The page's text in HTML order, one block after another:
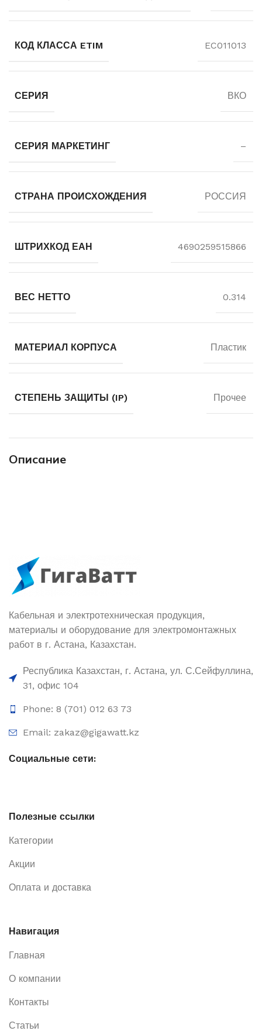
КОД КЛАССА ETIM EC011013
СЕРИЯ ВКО
СЕРИЯ МАРКЕТИНГ –
СТРАНА ПРОИСХОЖДЕНИЯ РОССИЯ
ШТРИХКОД ЕАН 4690259515866
ВЕС НЕТТО 0.314
МАТЕРИАЛ КОРПУСА Пластик
СТЕПЕНЬ ЗАЩИТЫ (IP) Прочее
Описание
Кабельная и электротехническая продукция,
материалы и оборудование для электромонтажных
работ в г. Астана, Казахстан.
Республика Казахстан, г. Астана, ул. С.Сейфуллина,
31, офис 104
Phone: 8 (701) 012 63 73
Email: zakaz@gigawatt.kz
Социальные сети:
Полезные ссылки
Категории
Акции
Оплата и доставка
Навигация
Главная
О компании
Контакты
Статьи